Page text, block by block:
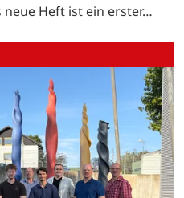
neue Heft ist ein erster…